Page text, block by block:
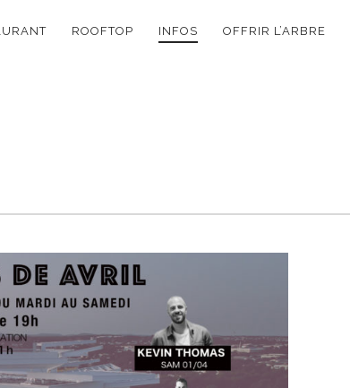
ROOFTOP INFOS OFFRIR L’ARBRE